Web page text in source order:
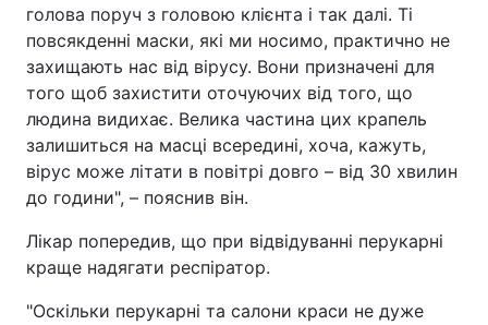
голова поруч з головою клієнта і так далі. Ті
повсякденні маски, які ми носимо, практично не
захищають нас від вірусу. Вони призначені для
того щоб захистити оточуючих від того, що
людина видихає. Велика частина цих крапель
залишиться на масці всередині, хоча, кажуть,
вірус може літати в повітрі довго – від 30 хвилин
до години", – пояснив він.
Лікар попередив, що при відвідуванні перукарні
краще надягати респіратор.
"Оскільки перукарні та салони краси не дуже